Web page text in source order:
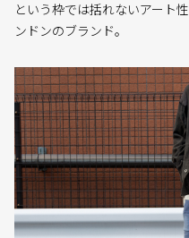
という枠では括れないアート
ンドンのブランド。